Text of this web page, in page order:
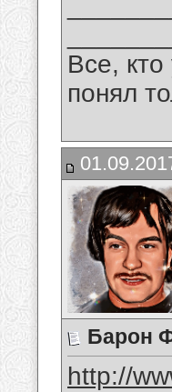
Все,
понял
Барон
http://